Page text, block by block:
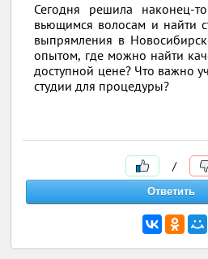
Сегодня решила наконец-
вьющимся волосам и найти
выпрямления в
опытом, где можно найти
доступной цене? Что важно
студии для процедуры?
/